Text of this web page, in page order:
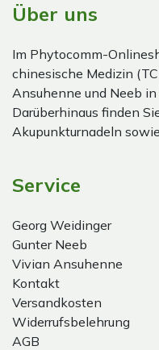
Über uns
Im Phytocomm-
chinesische Medizin
Ansuhenne und Neeb
Darüberhinaus finden
Akupunkturnadeln
Service
Georg Weidinger
Gunter Neeb
Vivian Ansuhenne
Kontakt
Versandkosten
Widerrufsbelehrung
AGB